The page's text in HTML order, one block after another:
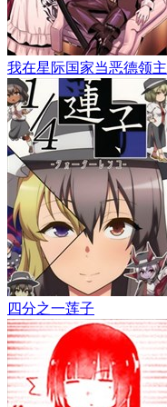
我在星际国家当恶德领主
四分之一莲子